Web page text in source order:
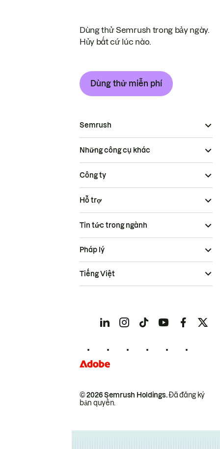
Dùng thử Semrush trong bảy ngày.
Hủy bất cứ lúc nào.
Dùng thử miễn phí
Semrush
Những công cụ khác
Công ty
Hỗ trợ
Tin tức trong ngành
© 2026 Semrush Holdings.Đã đăng ký
bản quyền.
Pháp lý
Tiếng Việt